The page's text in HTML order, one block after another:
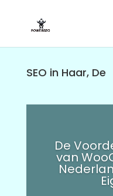
SEO in Haar, De
De
van